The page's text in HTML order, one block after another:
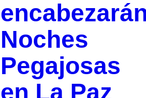
Noches
Pegajosas
en La Paz